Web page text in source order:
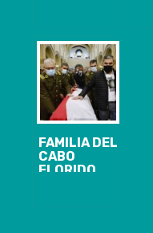
FAMILIA DEL
CABO
FLORIDO